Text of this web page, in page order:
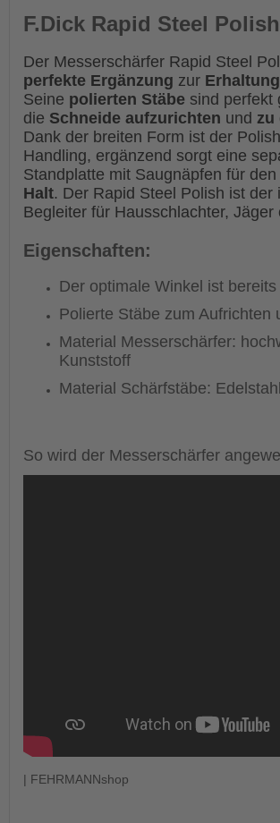
F.Dick Rapid Steel Polish
Der Messerschärfer Rapid Steel
perfekte Ergänzung zur
Seine polierten Stäbe sind perfekt
die Schneide aufzurichten und zu
Dank der breiten Form ist der
Handling, ergänzend sorgt eine
Standplatte mit Saugnäpfen für den
Halt. Der Rapid Steel Polish ist der
Begleiter für Hausschlachter, Jäger
Eigenschaften:
Der optimale Winkel ist
Polierte Stäbe zum Aufrichten
Material Messerschärfer:
Kunststoff
Material Schärfstäbe: Edelstahl
So wird der Messerschärfer
| FEHRMANNshop